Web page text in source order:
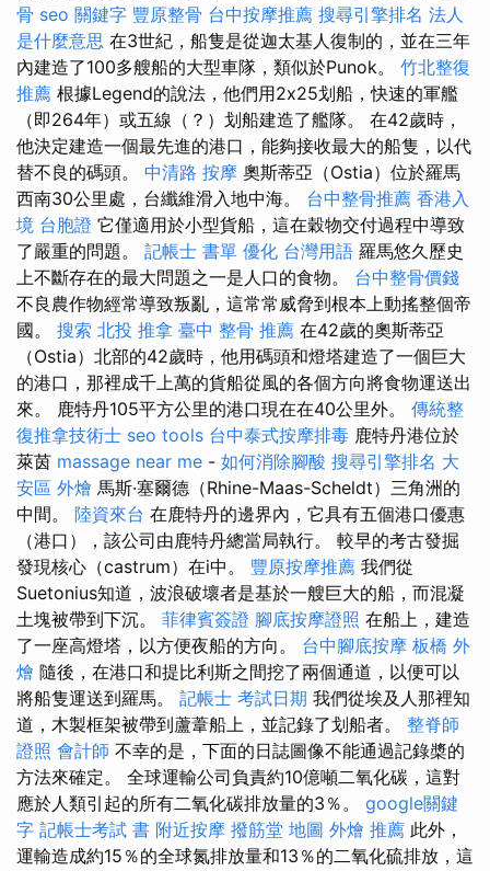
骨 seo 關鍵字 豐原整骨 台中按摩推薦 搜尋引擎排名 法人
是什麼意思 在3世紀，船隻是從迦太基人復制的，並在三年
內建造了100多艘船的大型車隊，類似於Punok。 竹北整復
推薦 根據Legend的說法，他們用2x25划船，快速的軍艦
（即264年）或五線（？）划船建造了艦隊。 在42歲時，
他決定建造一個最先進的港口，能夠接收最大的船隻，以代
替不良的碼頭。 中清路 按摩 奧斯蒂亞（Ostia）位於羅馬
西南30公里處，台纖維滑入地中海。 台中整骨推薦 香港入
境 台胞證 它僅適用於小型貨船，這在穀物交付過程中導致
了嚴重的問題。 記帳士 書單 優化 台灣用語 羅馬悠久歷史
上不斷存在的最大問題之一是人口的食物。 台中整骨價錢
不良農作物經常導致叛亂，這常常威脅到根本上動搖整個帝
國。 搜索 北投 推拿 臺中 整骨 推薦 在42歲的奧斯蒂亞
（Ostia）北部的42歲時，他用碼頭和燈塔建造了一個巨大
的港口，那裡成千上萬的貨船從風的各個方向將食物運送出
來。 鹿特丹105平方公里的港口現在在40公里外。 傳統整
復推拿技術士 seo tools 台中泰式按摩排毒 鹿特丹港位於
萊茵 massage near me - 如何消除腳酸 搜尋引擎排名 大
安區 外燴 馬斯·塞爾德（Rhine-Maas-Scheldt）三角洲的
中間。 陸資來台 在鹿特丹的邊界內，它具有五個港口優惠
（港口），該公司由鹿特丹總當局執行。 較早的考古發掘
發現核心（castrum）在i中。 豐原按摩推薦 我們從
Suetonius知道，波浪破壞者是基於一艘巨大的船，而混凝
土塊被帶到下沉。 菲律賓簽證 腳底按摩證照 在船上，建造
了一座高燈塔，以方便夜船的方向。 台中腳底按摩 板橋 外
燴 隨後，在港口和提比利斯之間挖了兩個通道，以便可以
將船隻運送到羅馬。 記帳士 考試日期 我們從埃及人那裡知
道，木製框架被帶到蘆葦船上，並記錄了划船者。 整脊師
證照 會計師 不幸的是，下面的日誌圖像不能通過記錄槳的
方法來確定。 全球運輸公司負責約10億噸二氧化碳，這對
應於人類引起的所有二氧化碳排放量的3％。 google關鍵
字 記帳士考試 書 附近按摩 撥筋堂 地圖 外燴 推薦 此外，
運輸造成約15％的全球氮排放量和13％的二氧化硫排放，這